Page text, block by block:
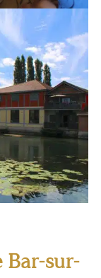
©OT Côte des Bar
Bar-sur-